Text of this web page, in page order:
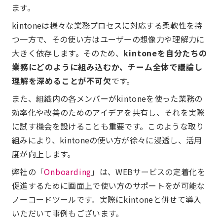
ます。
kintoneは様々な業務プロセスに対応する柔軟性を持
つ一方で、その使い方はユーザーの想像力や理解力に
大きく依存します。そのため、 kintoneを自分たちの
業務にどのように組み込むか、チーム全体で議論し
理解を深めることが不可欠です。
また、組織内の各メンバーがkintoneを使った業務の
効率化や改善のためのアイデアを共有し、それを実際
に試す機会を設けることも重要です。このような取り
組みにより、kintoneの使い方が徐々に浸透し、活用
度が向上します。
弊社の「Onboarding 」は、WEBサービスの定着化を
促進するために画面上で使い方のサポートをが可能な
ノーコードツールです。実際にkintoneと併せて導入
いただいて事例もございます。